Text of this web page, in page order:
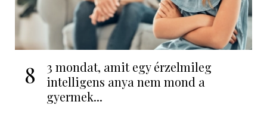
8
3 mondat, amit egy érzelmileg
intelligens anya nem mond a
gyermek...